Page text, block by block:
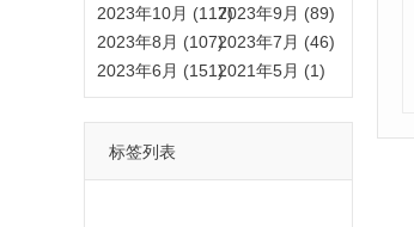
2023年10月 (117)2023年9月 (89)
2023年8月 (107)2023年7月 (46)
2023年6月 (151)2021年5月 (1)
标签列表